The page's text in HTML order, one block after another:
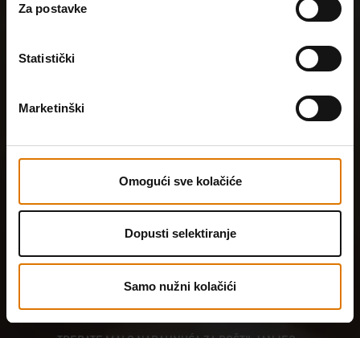
Za postavke
Statistički
Marketinški
Omogući sve kolačiće
Dopusti selektiranje
Samo nužni kolačići